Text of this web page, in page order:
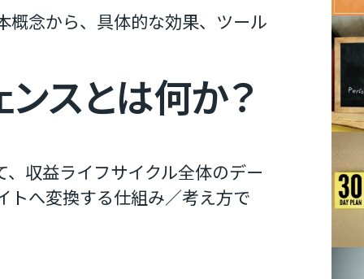
概念から、具体的な効果、ツール
スとは何か？
収益ライフサイクル全体のデー
トへ変換する仕組み／考え方で